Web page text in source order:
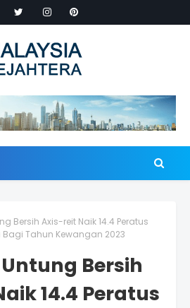
Bersih Axis-reit Naik 14.4 Peratus
Bagi Tahun Kewangan 2023
Bersih
14.4 Peratus